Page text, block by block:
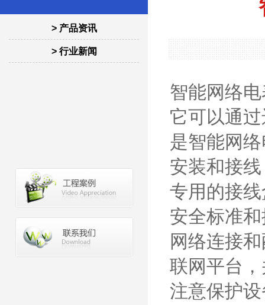
> 产品资讯
> 行业新闻
智能网络
它可以通
是智能网
安装和接
专用的接
安全标准
网络连接
联网平台
注意保护